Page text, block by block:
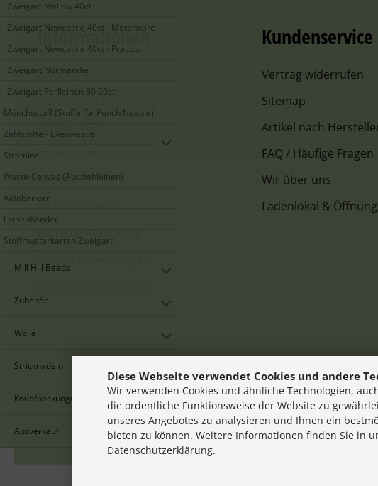
Zweigart Mallow 40ct
Zweigart Newcastle 40ct - Meterware
Zweigart Newcastle 40ct - Precuts
Zweigart Normandie
Zweigart Perlleinen 80 20ct
Mönchsstoff (Stoffe für Punch Needle)
Zählstoffe - Evenweave
Stramine
Waste-Canvas (Ausziehleinen)
Aidabänder
Leinenbänder
Stoffmusterkarten Zweigart
Mill Hill Beads
Zubehör
Wolle
Stricknadeln
Knüpfpackungen
Ausverkauf
Informationen
Zahlung & Versand
Unsere AGB
Impressum
Kontakt
Widerrufsrecht
Kundenservice
Vertrag widerrufen
Sitemap
Artikel nach
FAQ / Häufige Fragen
Wir über uns
Ladenlokal &
Diese Webseite verwendet Cookies und andere
Wir verwenden Cookies und ähnliche Technologien,
die ordentliche Funktionsweise der Website zu
unseres Angebotes zu analysieren und Ihnen ein
bieten zu können. Weitere Informationen finden Sie in
Datenschutzerklärung.